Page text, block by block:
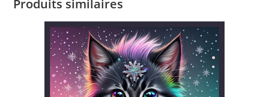
Produits similaires